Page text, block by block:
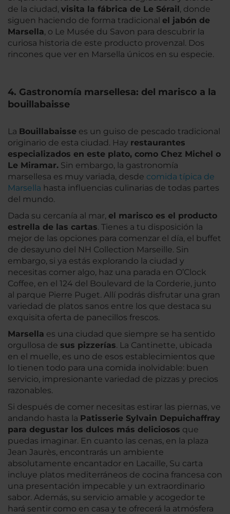
de la ciudad, visita la fábrica de Le Sérail, donde
siguen haciendo de forma tradicional el jabón de
Marsella, o Le Musée du Savon para descubrir la
curiosa historia de este producto provenzal. Dos
rincones que ver en Marsella únicos en su especie.
4. Gastronomía marsellesa: del marisco a la
bouillabaisse
La Bouillabaisse es un guiso de pescado tradicional
originario de esta ciudad. Hay restaurantes
especializados en este plato, como Chez Michel o
Le Miramar. Sin embargo, la gastronomía
marsellesa es muy variada, desde comida típica de
Marsella hasta influencias culinarias de todas partes
del mundo.
Dada su cercanía al mar, el marisco es el producto
estrella de las cartas. Tienes a tu disposición la
mejor de las opciones para comenzar el día, el buffet
de desayuno del NH Collection Marseille. Sin
embargo, si ya estás explorando la ciudad y
necesitas comer algo, haz una parada en O’Clock
Coffee, en el 124 del Boulevard de la Corderie, junto
al parque Pierre Puget. Allí podrás disfrutar una gran
variedad de platos sanos entre los que destaca su
exquisita oferta de panecillos frescos.
Marsella es una ciudad que siempre se ha sentido
orgullosa de sus pizzerías. La Cantinette, ubicada
en el muelle, es uno de esos establecimientos que
lo tienen todo para una comida inolvidable: buen
servicio, impresionante variedad de pizzas y precios
razonables.
Si después de comer necesitas estirar las piernas, ve
andando hasta la Patisserie Sylvain Depuichaffray
para degustar los dulces más deliciosos que
puedas imaginar. En cuanto las cenas, en la plaza
Jean Jaurès, encontrarás un ambiente
absolutamente encantador en Lacaille, Su carta
incluye platos mediterráneos de cocina francesa con
una presentación impecable y un extraordinario
sabor. Además, su servicio amable y acogedor te
hará sentir como en casa y te ofrecerá la atmósfera